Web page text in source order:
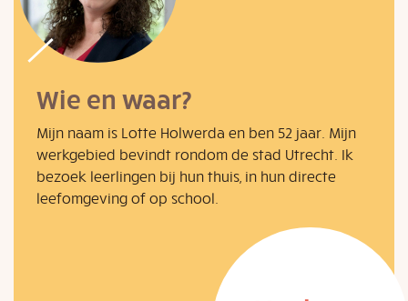
Wie en waar?
Mijn naam is Lotte Holwerda en ben 52 jaar. Mijn
werkgebied bevindt rondom de stad Utrecht. Ik
bezoek leerlingen bij hun thuis, in hun directe
leefomgeving of op school.